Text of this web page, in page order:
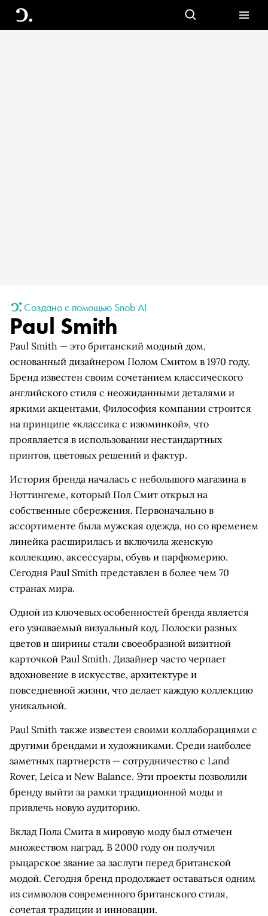
Создано с помощью Snob AI
Paul Smith
Paul Smith — это британский модный дом,
основанный дизайнером Полом Смитом в 1970 году.
Бренд известен своим сочетанием классического
английского стиля с неожиданными деталями и
яркими акцентами. Философия компании строится
на принципе «классика с изюминкой», что
проявляется в использовании нестандартных
принтов, цветовых решений и фактур.
История бренда началась с небольшого магазина в
Ноттингеме, который Пол Смит открыл на
собственные сбережения. Первоначально в
ассортименте была мужская одежда, но со временем
линейка расширилась и включила женскую
коллекцию, аксессуары, обувь и парфюмерию.
Сегодня Paul Smith представлен в более чем 70
странах мира.
Одной из ключевых особенностей бренда является
его узнаваемый визуальный код. Полоски разных
цветов и ширины стали своеобразной визитной
карточкой Paul Smith. Дизайнер часто черпает
вдохновение в искусстве, архитектуре и
повседневной жизни, что делает каждую коллекцию
уникальной.
Paul Smith также известен своими коллаборациями с
другими брендами и художниками. Среди наиболее
заметных партнерств — сотрудничество с Land
Rover, Leica и New Balance. Эти проекты позволили
бренду выйти за рамки традиционной моды и
привлечь новую аудиторию.
Вклад Пола Смита в мировую моду был отмечен
множеством наград. В 2000 году он получил
рыцарское звание за заслуги перед британской
модой. Сегодня бренд продолжает оставаться одним
из символов современного британского стиля,
сочетая традиции и инновации.